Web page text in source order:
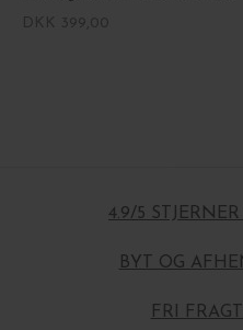
4.9/5
BYT OG
FRI